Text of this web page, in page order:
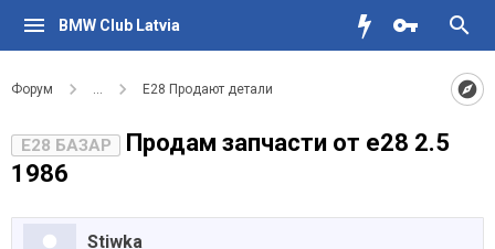
BMW Club Latvia
Форум ... Е28 Продают детали
E28 БАЗАР
Продам запчасти от е28 2.5
1986
Stiwka